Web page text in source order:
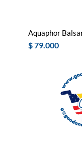
Aquaphor
Precio
$ 79.000